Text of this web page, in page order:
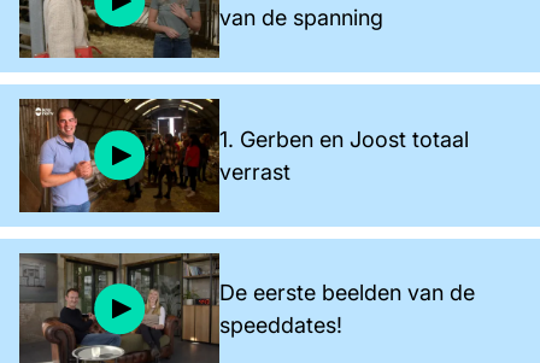
van de spanning
1. Gerben en Joost totaal
verrast
De eerste beelden van de
speeddates!